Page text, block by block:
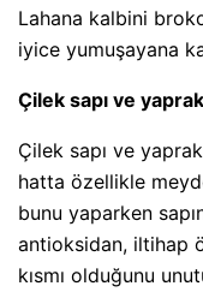
Lahana kalbini
iyice yumuşayana
Çilek sapı ve
Çilek sapı ve
hatta özellikle
bunu yaparken
antioksidan, iltihap
kısmı olduğunu